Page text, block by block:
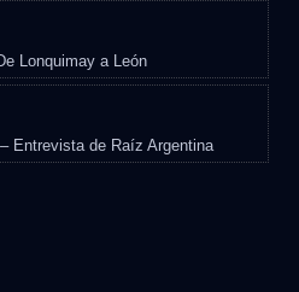
Lonquimay a León
Entrevista de Raíz Argentina